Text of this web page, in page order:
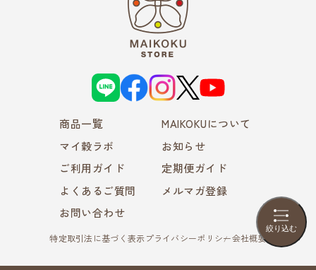
絞り込む
L
N
f
a
c
i
n
s
X
Y
o
u
u
e
商品一覧
MAIKOKUについて
マイ穀ラボ
お知らせ
ご利用ガイド
定期便ガイド
よくあるご質問
メルマガ登録
お問い合わせ
特定取引法に基づく表示プライバシーポリシー会社概要